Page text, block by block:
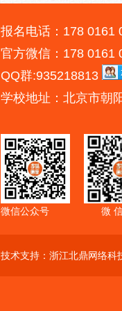
报名电话：178 0161
官方微信：178 0161
QQ群:935218813
学校地址：北京市朝
微信公众号 微
技术支持： 浙江北鼎网络科